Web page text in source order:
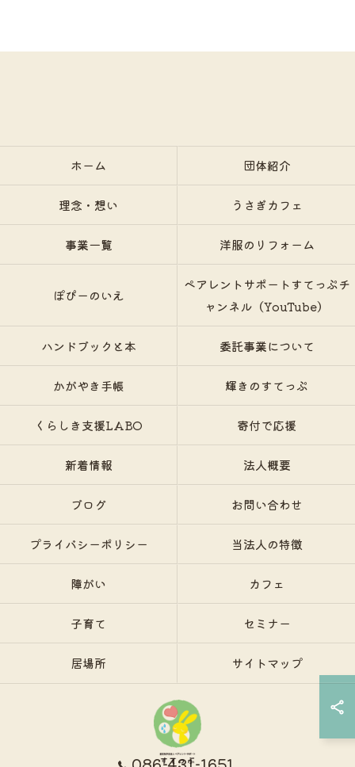
ホーム 団体紹介
理念・想い うさぎカフェ
事業一覧 洋服のリフォーム
ぽぴーのいえ
ペアレントサポートすてっぷチ
ャンネル（YouTube）
ハンドブックと本 委託事業について
かがやき手帳 輝きのすてっぷ
くらしき支援LABO 寄付で応援
新着情報 法人概要
ブログ お問い合わせ
プライバシーポリシー 当法人の特徴
障がい カフェ
子育て セミナー
居場所 サイトマップ